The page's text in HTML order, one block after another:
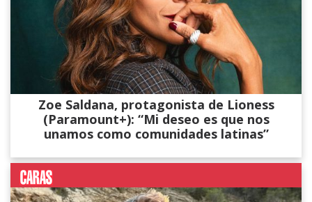
Zoe Saldana, protagonista de Lioness
(Paramount+): “Mi deseo es que nos
unamos como comunidades latinas”